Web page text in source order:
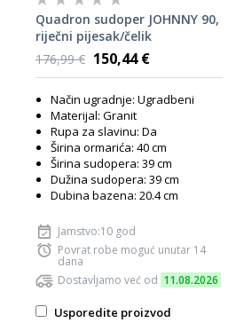
Quadron sudoper JOHNNY 90,
riječni pijesak/čelik
176,99 € 150,44 €
Način ugradnje: Ugradbeni
Materijal: Granit
Rupa za slavinu: Da
Širina ormarića: 40 cm
Širina sudopera: 39 cm
Dužina sudopera: 39 cm
Dubina bazena: 20.4 cm
Jamstvo:10 god
Povrat robe moguć unutar 14
dana
Dostavljamo već od 11.08.2026
Usporedite proizvod